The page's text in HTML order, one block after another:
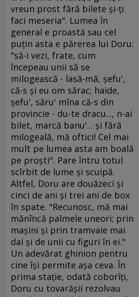
vreun prost fără bilete şi-ţi
faci meseria". Lumea în
general e proastă sau cel
puţin asta e părerea lui Doru:
"să-i vezi, frate, cum
începeau unii să se
milogească - lasă-mă, şefu',
că-s şi eu om sărac; haide,
şefu', săru' mîna că-s din
provincie - du-te dracu..., n-ai
bilet, marcă banu'... şi fără
milogeală, mă oftici! Cel mai
mult pe lumea asta am boală
pe proşti". Pare întru totul
scîrbit de lume şi scuipă.
Altfel, Doru are douăzeci şi
cinci de ani şi trei ani de box
în spate. "Recunosc, mă mai
mănîncă palmele uneori; prin
maşini şi prin tramvaie mai
dai şi de unii cu figuri în ei."
Un adevărat ghinion pentru
cine îşi permite aşa ceva. În
prima staţie, odată coborîţi,
Doru cu tovarăşii rezolvau